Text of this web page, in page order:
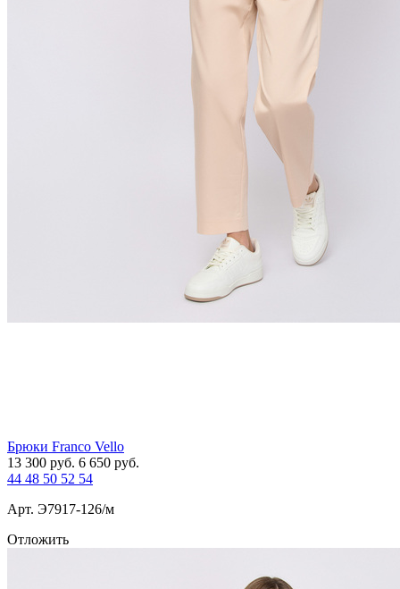
Брюки Franco Vello
13 300 руб. 6 650 руб.
44 48 50 52 54
Арт. Э7917-126/м
Отложить